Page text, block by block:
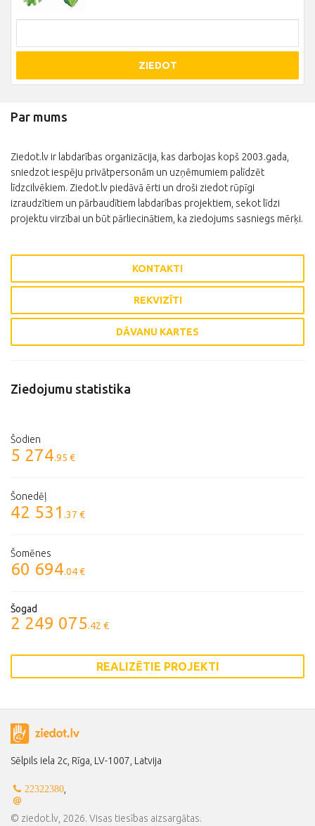
ZIEDOT
Par mums
Ziedot.lv ir labdarības organizācija, kas darbojas kopš 2003.gada,
sniedzot iespēju privātpersonām un uzņēmumiem palīdzēt
līdzcilvēkiem. Ziedot.lv piedāvā ērti un droši ziedot rūpīgi
izraudzītiem un pārbaudītiem labdarības projektiem, sekot līdzi
projektu virzībai un būt pārliecinātiem, ka ziedojums sasniegs mērķi.
KONTAKTI
REKVIZĪTI
DĀVANU KARTES
Ziedojumu statistika
Šodien
5 274.95 €
Šonedēļ
42 531 .37 €
Šomēnes
60 694.04 €
Šogad
2 249 075.42 €
REALIZĒTIE PROJEKTI
Sēlpils iela 2c, Rīga, LV-1007, Latvija
22322380,
© ziedot.lv, 2026. Visas tiesības aizsargātas.